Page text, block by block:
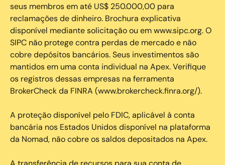
seus membros em até US$ 250.000,00 para
reclamações de dinheiro. Brochura explicativa
disponível mediante solicitação ou em www.sipc.org. O
SIPC não protege contra perdas de mercado e não
cobre depósitos bancários. Seus investimentos são
mantidos em uma conta individual na Apex. Verifique
os registros dessas empresas na ferramenta
BrokerCheck da FINRA (www.brokercheck.finra.org/).
A proteção disponível pelo FDIC, aplicável à conta
bancária nos Estados Unidos disponível na plataforma
da Nomad, não cobre os saldos depositados na Apex.